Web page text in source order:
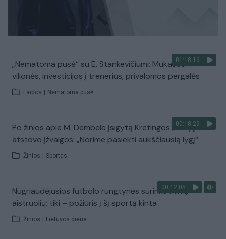
01:18:16
„Nematoma pusė“ su E. Stankevičiumi: Mukasos
vilionės, investicijos į trenerius, privalomos pergalės
Laidos Nematoma pusė
00:18:29
Po žinios apie M. Dembele įsigytą Kretingos „Miniją“ –
atstovo įžvalgos: „Norime pasiekti aukščiausią lygį“
Žinios Sportas
00:12:05
Nugriaudėjusios futbolo rungtynės surinko minią
aistruolių: tiki – požiūris į šį sportą kinta
Žinios Lietuvos diena